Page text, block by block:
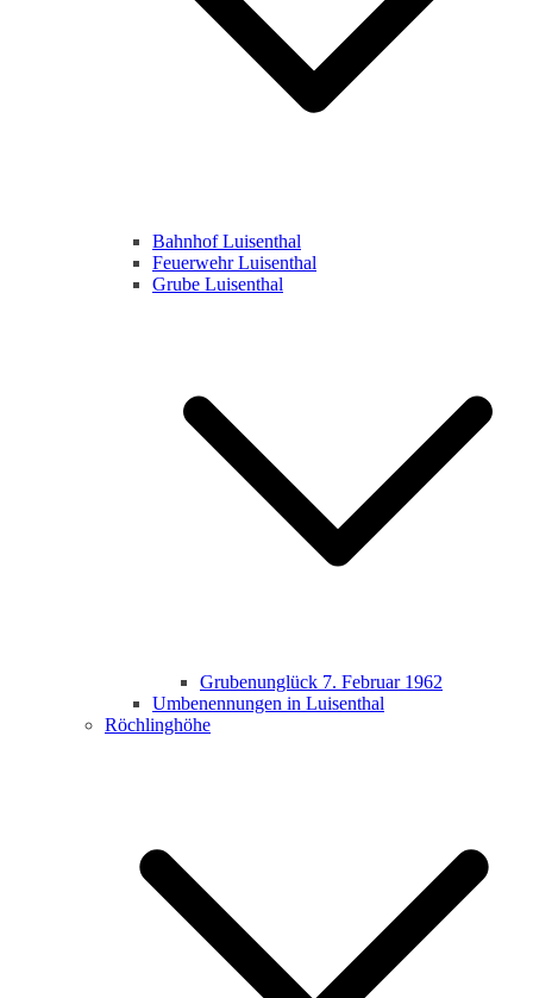
Bahnhof Luisenthal
Feuerwehr Luisenthal
Grube Luisenthal
Grubenunglück 7. Februar 1962
Umbenennungen in Luisenthal
Röchlinghöhe